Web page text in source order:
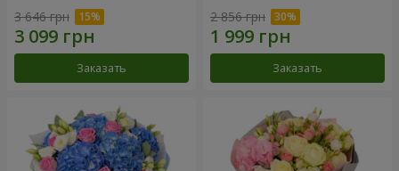
3 646 грн
Заказать
2 856 грн
Заказать